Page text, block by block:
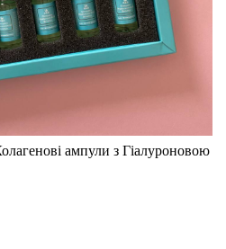
ампули з Гіалуроновою